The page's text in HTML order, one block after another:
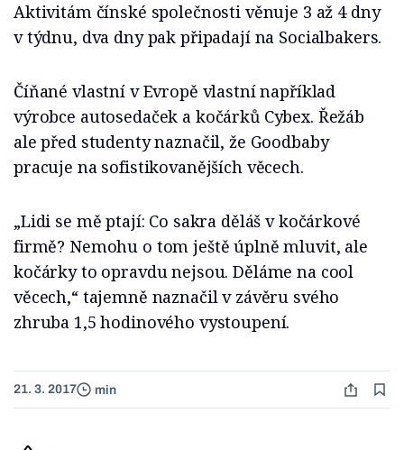
Aktivitám čínské společnosti věnuje 3 až 4 dny
v týdnu, dva dny pak připadají na Socialbakers.
Číňané vlastní v Evropě vlastní například
výrobce autosedaček a kočárků Cybex. Řežáb
ale před studenty naznačil, že Goodbaby
pracuje na sofistikovanějších věcech.
„Lidi se mě ptají: Co sakra děláš v kočárkové
firmě? Nemohu o tom ještě úplně mluvit, ale
kočárky to opravdu nejsou. Děláme na cool
věcech,“ tajemně naznačil v závěru svého
zhruba 1,5 hodinového vystoupení.
21. 3. 2017 min